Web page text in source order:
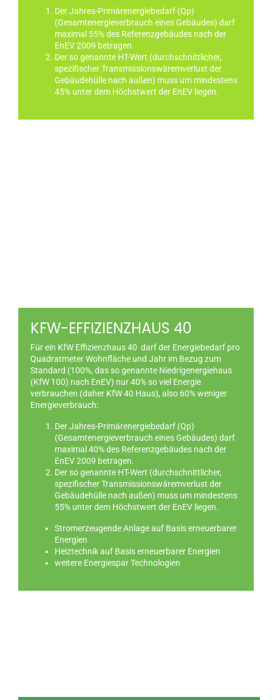
Der Jahres-Primärenergiebedarf (Qp)
(Gesamtenergieverbrauch eines Gebäudes) darf
maximal 55% des Referenzgebäudes nach der
EnEV 2009 betragen.
Der so genannte HT-Wert (durchschnittlicher,
spezifischer Transmissionswäremverlust der
Gebäudehülle nach außen) muss um mindestens
45% unter dem Höchstwert der EnEV liegen.
KFW-EFFIZIENZHAUS 40
Für ein KfW Effizienzhaus 40 darf der Energiebedarf pro
Quadratmeter Wohnfläche und Jahr im Bezug zum
Standard (100%, das so genannte Niedrigenergiehaus
(KfW 100) nach EnEV) nur 40% so viel Energie
verbrauchen (daher KfW 40 Haus), also 60% weniger
Energieverbrauch:
Der Jahres-Primärenergiebedarf (Qp)
(Gesamtenergieverbrauch eines Gebäudes) darf
maximal 40% des Referenzgebäudes nach der
EnEV 2009 betragen.
Der so genannte HT-Wert (durchschnittlicher,
spezifischer Transmissionswäremverlust der
Gebäudehülle nach außen) muss um mindestens
55% unter dem Höchstwert der EnEV liegen.
Stromerzeugende Anlage auf Basis erneuerbarer
Energien
Heiztechnik auf Basis erneuerbarer Energien
weitere Energiespar Technologien